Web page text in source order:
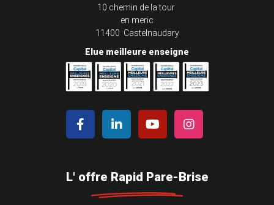
10 chemin de la tour
en meric
11400 Castelnaudary
Elue meilleure enseigne
L' offre Rapid Pare-Brise